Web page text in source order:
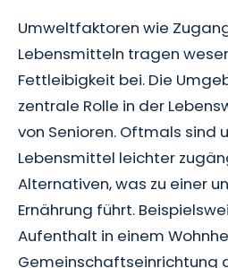
Umweltfaktoren wie
Lebensmitteln tragen
Fettleibigkeit bei. Die
zentrale Rolle in der
von Senioren. Oftmals sind
Lebensmittel leichter
Alternativen, was zu einer
Ernährung führt.
Aufenthalt in einem
Gemeinschaftseinrichtung